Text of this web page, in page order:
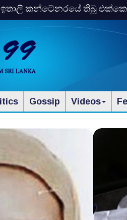
ඉතාලි කන්ටේනරයේ තිබූ
Gossip Videos